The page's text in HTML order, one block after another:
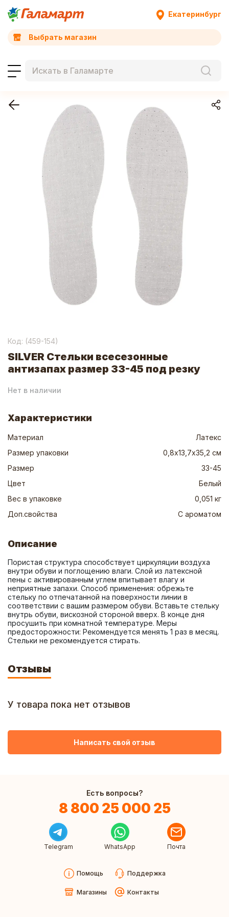
Екатеринбург
Выбрать магазин
Код: (459-154)
SILVER Стельки всесезонные
антизапах размер 33-45 под резку
Нет в наличии
Характеристики
Материал
Латекс
Размер упаковки
0,8х13,7х35,2 см
Размер
33-45
Цвет
Белый
Вес в упаковке
0,051 кг
Доп.свойства
С ароматом
Описание
Пористая структура способствует циркуляции воздуха
внутри обуви и поглощению влаги. Слой из латексной
пены с активированным углем впитывает влагу и
неприятные запахи. Способ применения: обрежьте
стельку по отпечатанной на поверхности линии в
соответствии с вашим размером обуви. Вставьте стельку
внутрь обуви, вискозной стороной вверх. В конце дня
просушить при комнатной температуре. Меры
предосторожности: Рекомендуется менять 1 раз в месяц.
Стельки не рекомендуется стирать.
Отзывы
У товара пока нет отзывов
Написать свой отзыв
Есть вопросы?
8 800 25 000 25
Telegram WhatsApp Почта
Помощь Поддержка
Магазины Контакты